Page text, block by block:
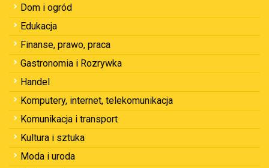
Dom i ogród
Edukacja
Finanse, prawo, praca
Gastronomia i Rozrywka
Handel
Komputery, internet, telekomunikacja
Komunikacja i transport
Kultura i sztuka
Moda i uroda